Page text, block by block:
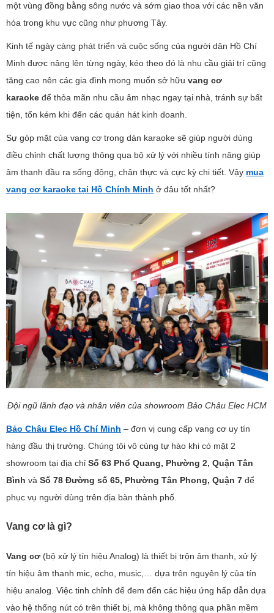
một vùng đồng bằng sông nước và sớm giao thoa với các nền văn
hóa trong khu vực cũng như phương Tây.
Kinh tế ngày càng phát triển và cuộc sống của người dân Hồ Chí
Minh được nâng lên từng ngày, kéo theo đó là nhu cầu giải trí cũng
tăng cao nên các gia đình mong muốn sở hữu vang cơ
karaoke để thỏa mãn nhu cầu âm nhạc ngay tại nhà, tránh sự bất
tiện, tốn kém khi đến các quán hát kinh doanh.
Sự góp mặt của vang cơ trong dàn karaoke sẽ giúp người dùng
điều chỉnh chất lượng thông qua bộ xử lý với nhiều tính năng giúp
âm thanh đầu ra sống động, chân thực và cực kỳ chi tiết. Vậy mua
vang cơ karaoke tại Hồ Chính Minh ở đâu tốt nhất?
Đội ngũ lãnh đạo và nhân viên của showroom Bảo Châu Elec HCM
Bảo Châu Elec Hồ Chí Minh – đơn vị cung cấp vang cơ uy tín
hàng đầu thị trường. Chúng tôi vô cùng tự hào khi có mặt 2
showroom tại địa chỉ Số 63 Phổ Quang, Phường 2, Quận Tân
Bình và Số 78 Đường số 65, Phường Tân Phong, Quận 7 để
phục vụ người dùng trên địa bàn thành phố.
Vang cơ là gì?
Vang cơ (bộ xử lý tín hiệu Analog) là thiết bị trộn âm thanh, xử lý
tín hiệu âm thanh mic, echo, music,… dựa trên nguyên lý của tín
hiệu analog. Việc tinh chỉnh để đem đến các hiệu ứng hấp dẫn dựa
vào hệ thống nút có trên thiết bị, mà không thông qua phần mềm